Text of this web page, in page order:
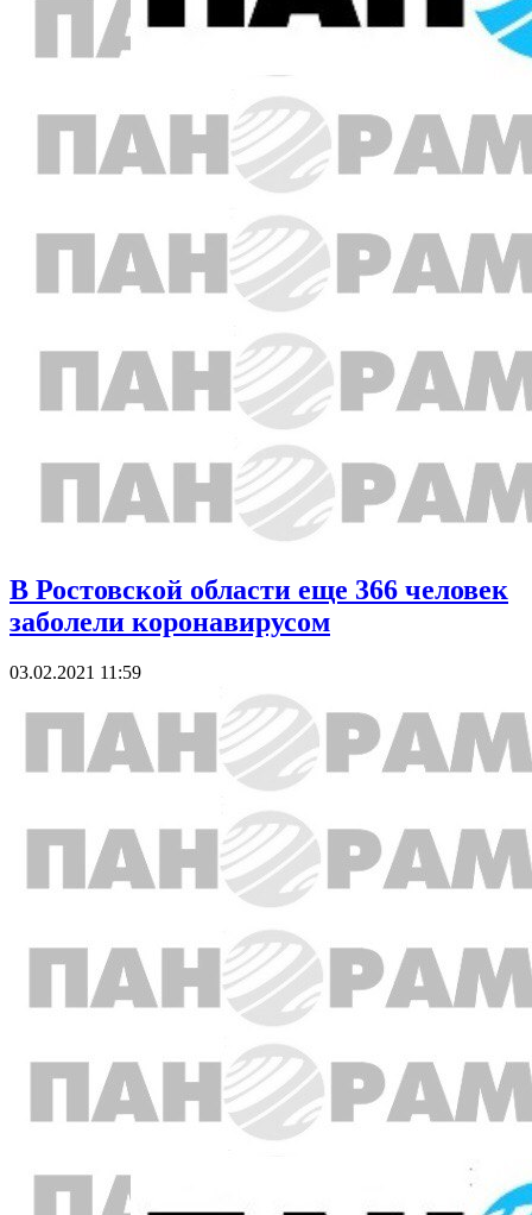
В Ростовской области еще 366 человек
заболели коронавирусом
03.02.2021 11:59